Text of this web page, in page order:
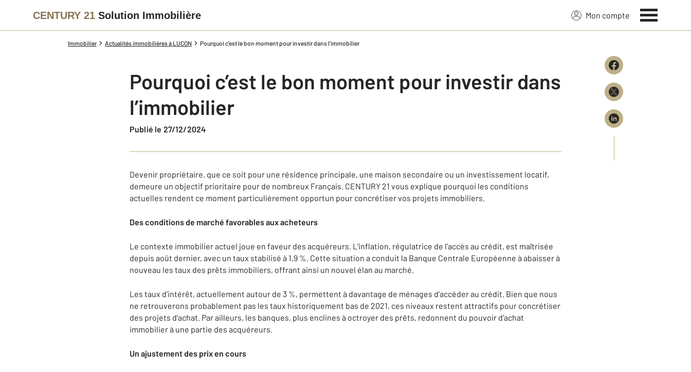
CENTURY 21 Solution Immobilière Mon compte
Immobilier Actualités immobilières à LUCON Pourquoi c’est le bon moment pour investir dans l’immobilier
Pourquoi c’est le bon moment pour investir dans
l’immobilier
Publié le 27/12/2024
Devenir propriétaire, que ce soit pour une résidence principale, une maison secondaire ou un investissement locatif,
demeure un objectif prioritaire pour de nombreux Français. CENTURY 21 vous explique pourquoi les conditions
actuelles rendent ce moment particulièrement opportun pour concrétiser vos projets immobiliers.
Des conditions de marché favorables aux acheteurs
Le contexte immobilier actuel joue en faveur des acquéreurs. L’inflation, régulatrice de l’accès au crédit, est maîtrisée
depuis août dernier, avec un taux stabilisé à 1,9 %. Cette situation a conduit la Banque Centrale Européenne à abaisser à
nouveau les taux des prêts immobiliers, offrant ainsi un nouvel élan au marché.
Les taux d’intérêt, actuellement autour de 3 %, permettent à davantage de ménages d’accéder au crédit. Bien que nous
ne retrouverons probablement pas les taux historiquement bas de 2021, ces niveaux restent attractifs pour concrétiser
des projets d’achat. Par ailleurs, les banques, plus enclines à octroyer des prêts, redonnent du pouvoir d’achat
immobilier à une partie des acquéreurs.
Un ajustement des prix en cours